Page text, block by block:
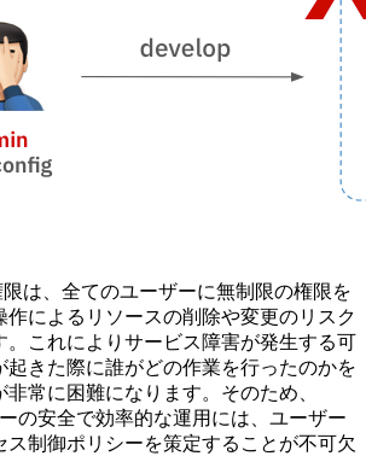
は、全てのユーザーに無制限の権限を
作によるリソースの削除や変更のリスク
。これによりサービス障害が発生する可
起きた際に誰がどの作業を行ったのかを
常に困難になります。そのため、
の安全で効率的な運用には、ユーザー
ス制御ポリシーを策定することが不可欠